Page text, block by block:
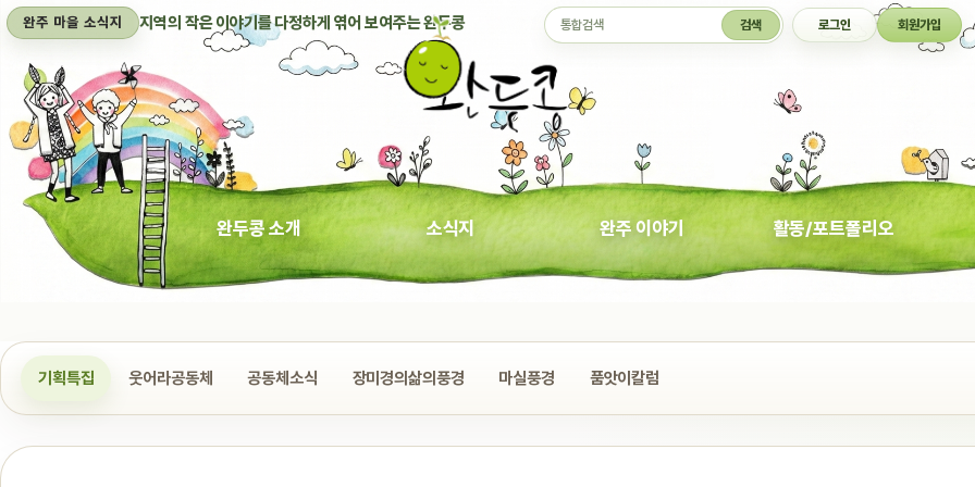
완주 마을 소식지 지역의 작은 이야기를 다정하게 엮어 보여주는 완두콩 통합검색 검색 로그인 회원가입
완두콩 소개 소식지 완주 이야기 활동/포트폴리오
기획특집 웃어라공동체 공동체소식 장미경의삶의풍경 마실풍경 품앗이칼럼